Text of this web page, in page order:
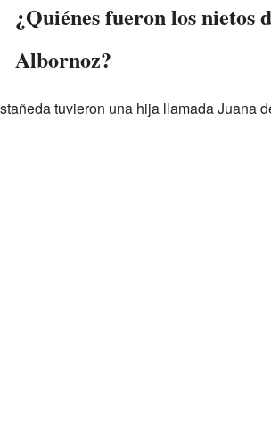
¿Quiénes fueron los nietos
Albornoz?
tuvieron una hija llamada Juana